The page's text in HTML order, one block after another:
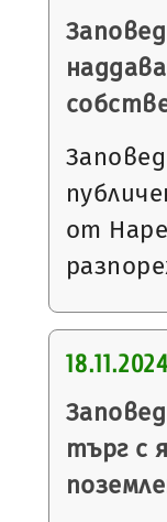
от
18.11.2024
търг с